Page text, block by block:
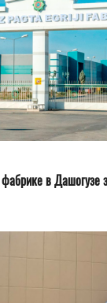
в Дашогузе